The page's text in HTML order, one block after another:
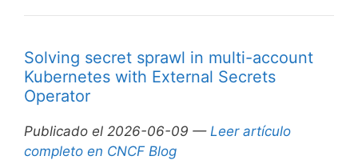
Solving secret sprawl in multi-account
Kubernetes with External Secrets
Operator
Publicado el 2026-06-09 — Leer artículo
completo en CNCF Blog